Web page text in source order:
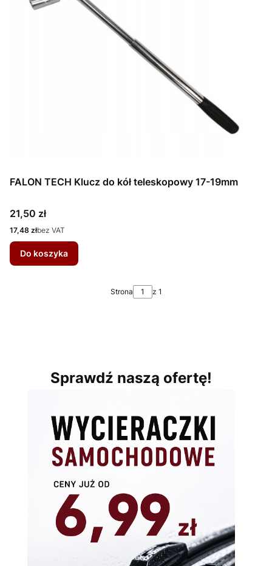
FALON TECH Klucz do kół teleskopowy 17-19mm
Cena
21,50 zł
Cena
17,48 złbez VAT
Do koszyka
Strona z 1
Sprawdź naszą ofertę!